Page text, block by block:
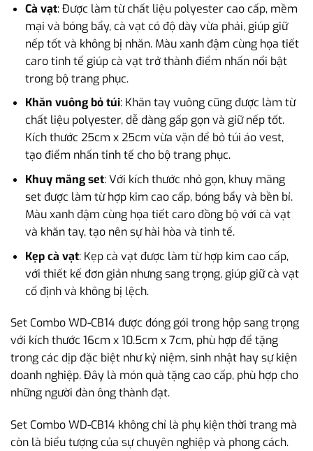
Cà vạt: Được làm từ chất liệu polyester cao cấp, mềm
mại và bóng bẩy, cà vạt có độ dày vừa phải, giúp giữ
nếp tốt và không bị nhăn. Màu xanh đậm cùng họa tiết
caro tinh tế giúp cà vạt trở thành điểm nhấn nổi bật
trong bộ trang phục.
Khăn vuông bỏ túi: Khăn tay vuông cũng được làm từ
chất liệu polyester, dễ dàng gấp gọn và giữ nếp tốt.
Kích thước 25cm x 25cm vừa vặn để bỏ túi áo vest,
tạo điểm nhấn tinh tế cho bộ trang phục.
Khuy măng set: Với kích thước nhỏ gọn, khuy măng
set được làm từ hợp kim cao cấp, bóng bẩy và bền bỉ.
Màu xanh đậm cùng họa tiết caro đồng bộ với cà vạt
và khăn tay, tạo nên sự hài hòa và tinh tế.
Kẹp cà vạt: Kẹp cà vạt được làm từ hợp kim cao cấp,
với thiết kế đơn giản nhưng sang trọng, giúp giữ cà vạt
cố định và không bị lệch.
Set Combo WD-CB14 được đóng gói trong hộp sang trọng
với kích thước 16cm x 10.5cm x 7cm, phù hợp để tặng
trong các dịp đặc biệt như kỷ niệm, sinh nhật hay sự kiện
doanh nghiệp. Đây là món quà tặng cao cấp, phù hợp cho
những người đàn ông thành đạt.
Set Combo WD-CB14 không chỉ là phụ kiện thời trang mà
còn là biểu tượng của sự chuyên nghiệp và phong cách.